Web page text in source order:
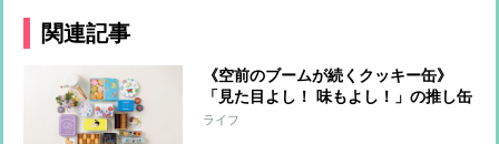
関連記事
《空前のブームが続くクッキー缶》
「見た目よし！ 味もよし！」の推し缶
を専門家3人が厳選！大切な人へのギ
ライフ